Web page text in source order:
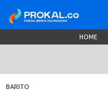
HOME
BARITO